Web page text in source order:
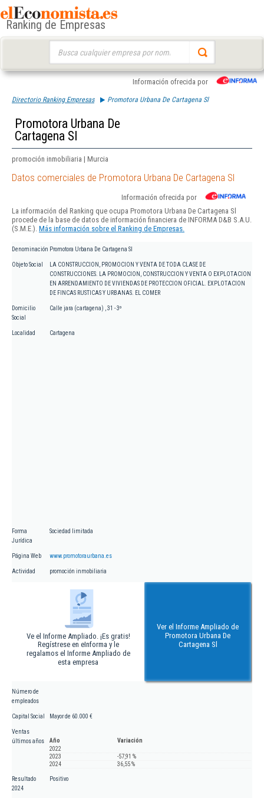
Ranking de Empresas
Información ofrecida por
Directorio Ranking Empresas Promotora Urbana De Cartagena Sl
Promotora Urbana De
Cartagena Sl
promoción inmobiliaria | Murcia
Datos comerciales de Promotora Urbana De Cartagena Sl
Información ofrecida por
La información del Ranking que ocupa Promotora Urbana De Cartagena Sl
procede de la base de datos de información financiera de INFORMA D&B S.A.U.
(S.M.E.). Más información sobre el Ranking de Empresas.
Denominación Promotora Urbana De Cartagena Sl
Objeto Social
LA CONSTRUCCION, PROMOCION Y VENTA DE TODA CLASE DE
CONSTRUCCIONES. LA PROMOCION, CONSTRUCCION Y VENTA O EXPLOTACION
EN ARRENDAMIENTO DE VIVIENDAS DE PROTECCION OFICIAL. EXPLOTACION
DE FINCAS RUSTICAS Y URBANAS. EL COMER
Domicilio
Social
Calle jara (cartagena) , 31 - 3º
Localidad Cartagena
Forma
Jurídica
Sociedad limitada
Página Web www.promotoraurbana.es
Actividad promoción inmobiliaria
Ve el Informe Ampliado. ¡Es gratis!
Regístrese en eInforma y le
regalamos el Informe Ampliado de
esta empresa
Ver el Informe Ampliado de
Promotora Urbana De
Cartagena Sl
Número de
empleados
Capital Social Mayor de 60.000 €
Ventas
últimos años
Año
Variación
2022
2023
-57,91 %
2024
36,55 %
Resultado
2024
Positivo